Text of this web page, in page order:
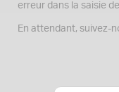
erreur dans la saisie
En attendant, suivez-